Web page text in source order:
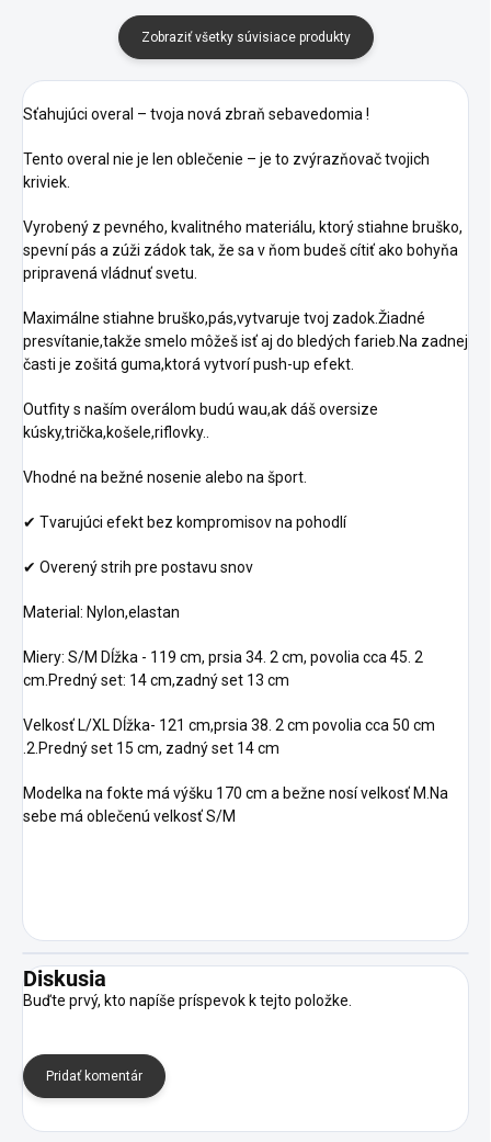
Zobraziť všetky súvisiace produkty
Sťahujúci overal – tvoja nová zbraň sebavedomia !
Tento overal nie je len oblečenie – je to zvýrazňovač tvojich
kriviek
Vyrobený z pevného, kvalitného materiálu, ktorý stiahne bruško,
spevní pás a zúži zádoktak, že sa v ňom budeš cítiť ako bohyňa
pripravená vládnuť svetu
Maximálne stiahne bruško,pás,vytvaruje tvoj zadok.Žiadné
presvítanie,takže smelo môžeš isť aj do bledých farieb.Na zadnej
časti je zošitá guma,ktorá vytvorí push-up efekt.
Outfity s naším overálom budú wau,ak dáš oversize
kúsky,trička,košele,riflovky..
Vhodné na bežné nosenie alebo na šport.
✔ Tvarujúci efekt bez kompromisov na pohodlí
✔ Overený strih pre postavu snov
Material: Nylon,elastan
Miery: S/M Dĺžka - 119 cm, prsia 34. 2 cm, povolia cca 45. 2
cm.Predný set: 14 cm,zadný set 13 cm
Velkosť L/XL Dĺžka- 121 cm,prsia 38. 2 cm povolia cca 50 cm
.2.Predný set 15 cm, zadný set 14 cm
Modelka na fokte má výšku 170 cm a bežne nosí velkosť M.Na
sebe má oblečenú velkosť S/M
Diskusia
Buďte prvý, kto napíše príspevok k tejto položke.
Pridať komentár